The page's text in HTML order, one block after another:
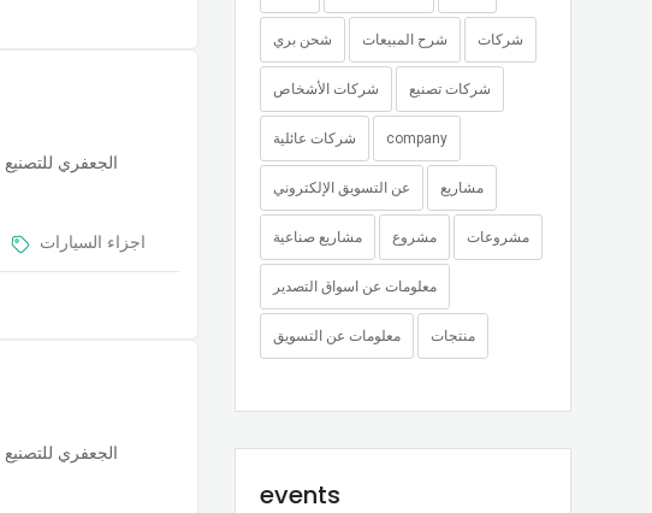
الجعفري للتصنيع
اجزاء السيارات
الجعفري للتصنيع
شحن بري شرح المبيعات شركات
شركات الأشخاص شركات تصنيع
شركات عائلية company
عن التسويق الإلكتروني مشاريع
مشاريع صناعية مشروع مشروعات
معلومات عن اسواق التصدير
معلومات عن التسويق منتجات
events